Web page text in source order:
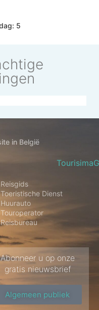
5
Verenigde
Staten
in België
Reisgids
Toeristische Dienst
Huurauto
Touroperator
Reisbureau
Abonneer u op onze
gratis nieuwsbrief
Algemeen publiek